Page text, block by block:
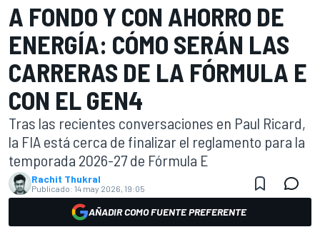
A FONDO Y CON AHORRO DE
ENERGÍA: CÓMO SERÁN LAS
CARRERAS DE LA FÓRMULA E
CON EL GEN4
Tras las recientes conversaciones en Paul Ricard,
la FIA está cerca de finalizar el reglamento para la
temporada 2026-27 de Fórmula E
Rachit Thukral
Publicado: 14 may 2026, 19:05
AÑADIR COMO FUENTE PREFERENTE